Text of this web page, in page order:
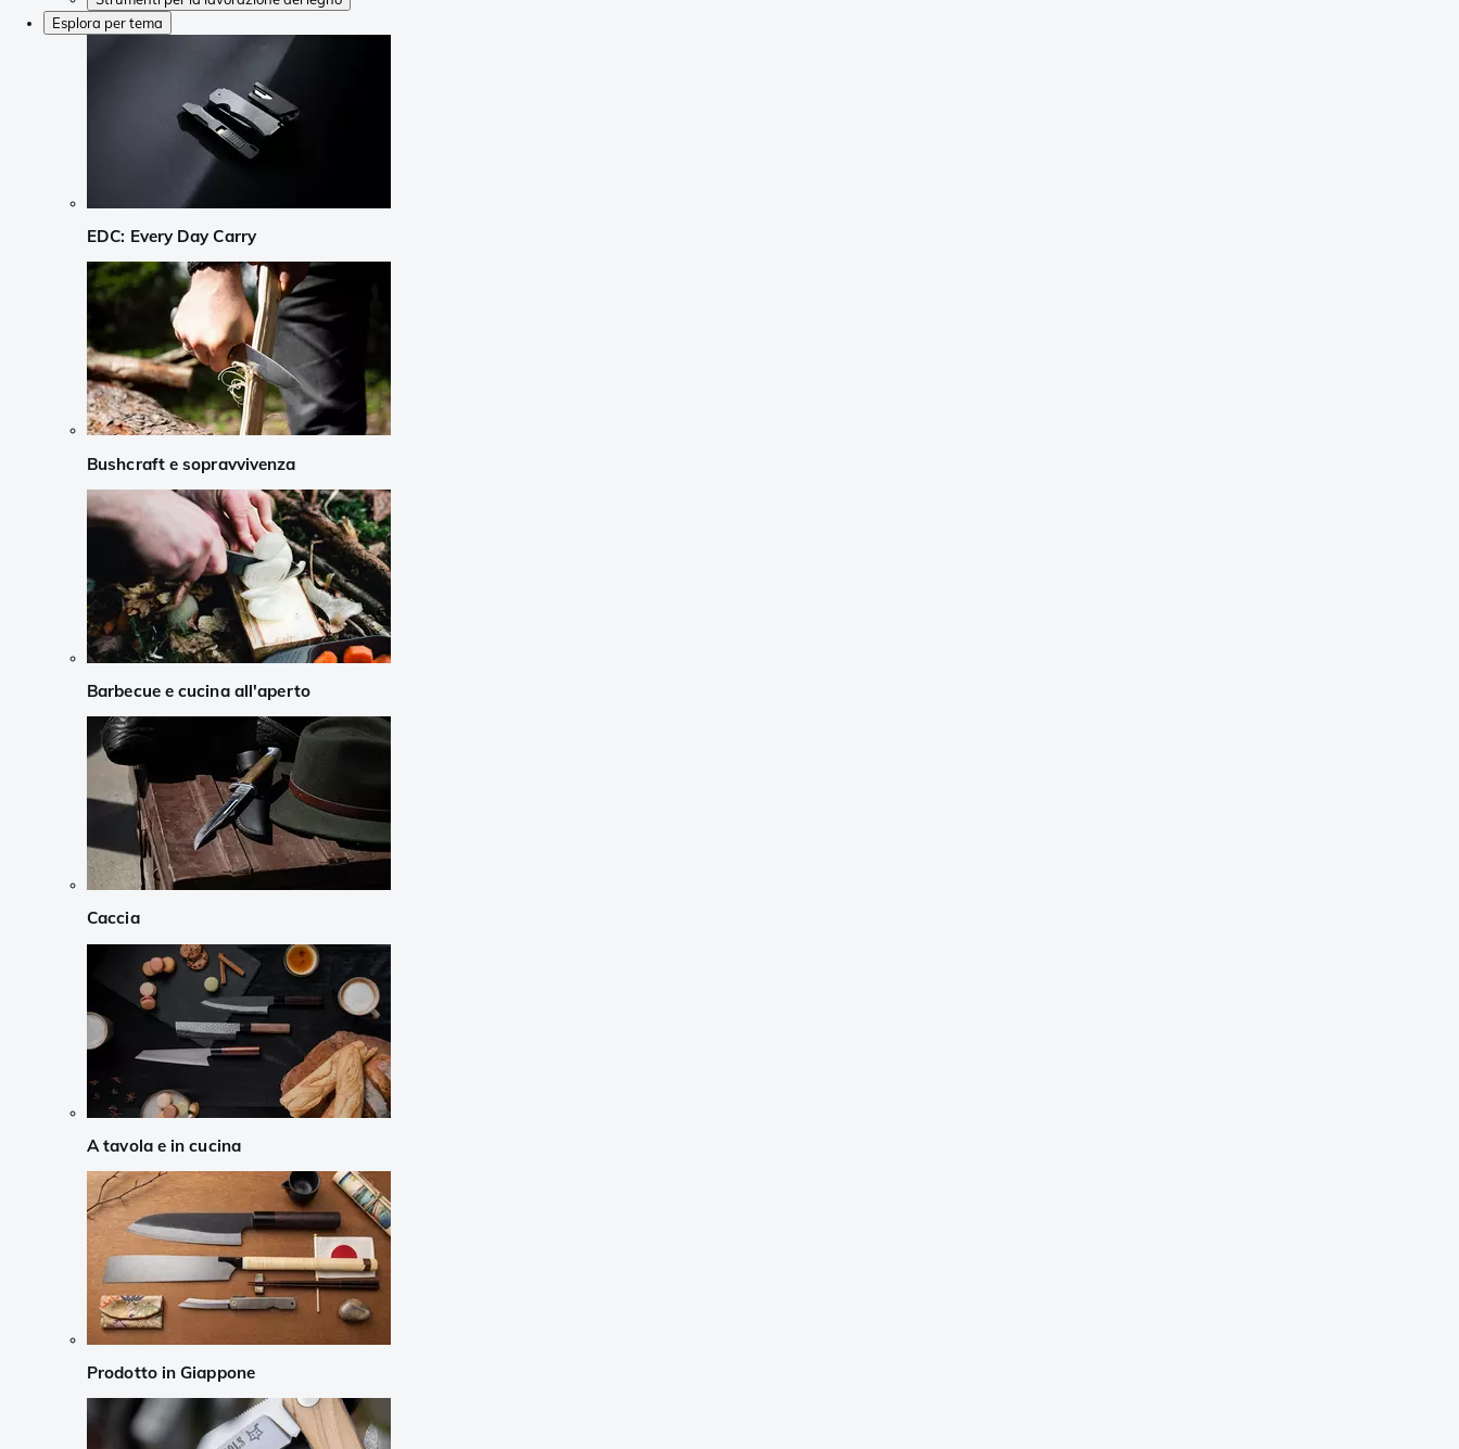
Esplora per tema
EDC: Every Day Carry
Bushcraft e sopravvivenza
Barbecue e cucina all'aperto
Caccia
A tavola e in cucina
Prodotto in Giappone